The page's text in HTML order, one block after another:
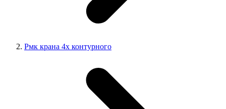
Рмк крана 4х контурного